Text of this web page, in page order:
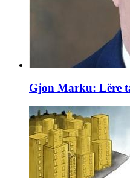
Gjon Marku: Lëre